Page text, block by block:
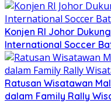
Konjen RI Johor
International Soccer
Ratusan Wisatawan
dalam Family Rally